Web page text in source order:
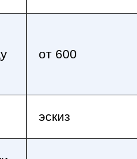
от 600
эскиз